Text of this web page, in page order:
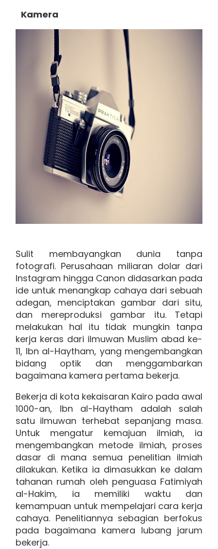
Kamera
Sulit membayangkan dunia tanpa
fotografi. Perusahaan miliaran dolar dari
Instagram hingga Canon didasarkan pada
ide untuk menangkap cahaya dari sebuah
adegan, menciptakan gambar dari situ,
dan mereproduksi gambar itu. Tetapi
melakukan hal itu tidak mungkin tanpa
kerja keras dari ilmuwan Muslim abad ke-
11, Ibn al-Haytham, yang mengembangkan
bidang optik dan menggambarkan
bagaimana kamera pertama bekerja.
Bekerja di kota kekaisaran Kairo pada awal
1000-an, Ibn al-Haytham adalah salah
satu ilmuwan terhebat sepanjang masa.
Untuk mengatur kemajuan ilmiah, ia
mengembangkan metode ilmiah, proses
dasar di mana semua penelitian ilmiah
dilakukan. Ketika ia dimasukkan ke dalam
tahanan rumah oleh penguasa Fatimiyah
al-Hakim, ia memiliki waktu dan
kemampuan untuk mempelajari cara kerja
cahaya. Penelitiannya sebagian berfokus
pada bagaimana kamera lubang jarum
bekerja.